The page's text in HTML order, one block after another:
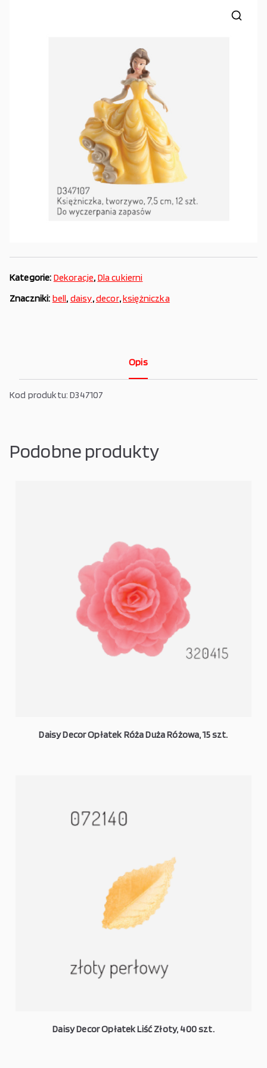
Kategorie: Dekoracje, Dla cukierni
Znaczniki: bell, daisy,decor,księżniczka
Opis
Kod produktu: D347107
Podobne produkty
Daisy Decor Opłatek Róża Duża Różowa, 15 szt.
Daisy Decor Opłatek Liść Złoty, 400 szt.